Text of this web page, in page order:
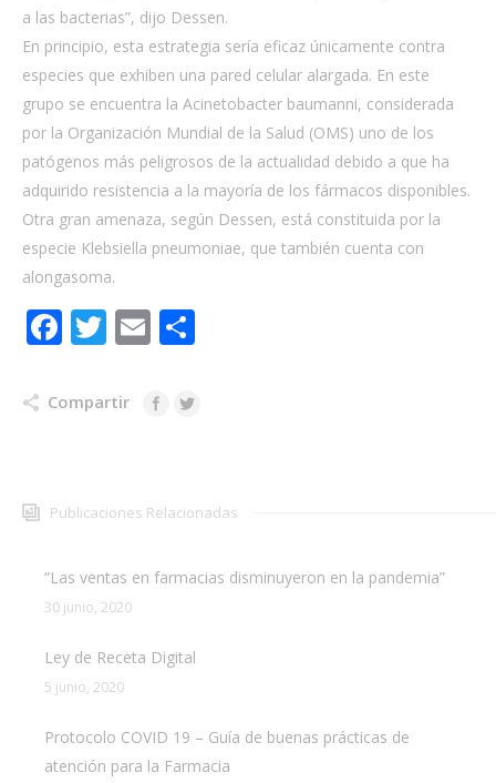
a las bacterias”, dijo Dessen.
En principio, esta estrategia sería eficaz únicamente contra
especies que exhiben una pared celular alargada. En este
grupo se encuentra la Acinetobacter baumanni, considerada
por la Organización Mundial de la Salud (OMS) uno de los
patógenos más peligrosos de la actualidad debido a que ha
adquirido resistencia a la mayoría de los fármacos disponibles.
Otra gran amenaza, según Dessen, está constituida por la
especie Klebsiella pneumoniae, que también cuenta con
alongasoma.
Facebook
Twitter
Email
Compartir
Publicaciones Relacionadas
“Las ventas en farmacias disminuyeron en la pandemia”
30 junio, 2020
Ley de Receta Digital
5 junio, 2020
Protocolo COVID 19 – Guía de buenas prácticas de
atención para la Farmacia